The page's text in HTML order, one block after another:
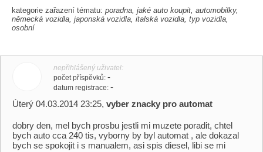
kategorie zařazení tématu: poradna, jaké auto koupit, automobilky,
německá vozidla, japonská vozidla, italská vozidla, typ vozidla,
osobní
nepřihlášený uživatel
počet příspěvků -
datum registrace -
Úterý 04.03.2014 23:25, vyber znacky pro automat
dobry den, mel bych prosbu jestli mi muzete poradit, chtel
bych auto cca 240 tis, vyborny by byl automat , ale dokazal
bych se spokojit i s manualem, asi spis diesel, libi se mi